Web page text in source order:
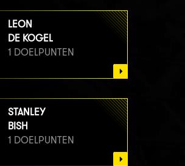
LEON
DE KOGEL
1 DOELPUNTEN
STANLEY
BISH
1 DOELPUNTEN